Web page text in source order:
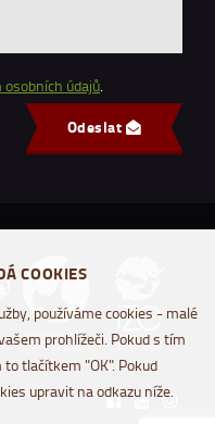
údajů
Odeslat
COOKIES
používáme cookies - malé
prohlížeči. Pokud s tím
tlačítkem "OK". Pokud
upravit na odkazu níže.